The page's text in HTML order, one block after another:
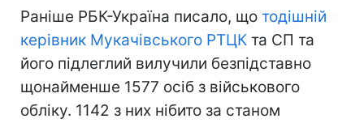
Раніше РБК-Україна писало, що тодішній
керівник Мукачівського РТЦК та СП та
його підлеглий вилучили безпідставно
щонайменше 1577 осіб з військового
обліку. 1142 з них нібито за станом